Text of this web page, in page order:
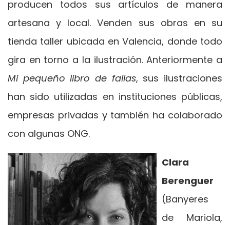
producen todos sus artículos de manera
artesana y local. Venden sus obras en su
tienda taller ubicada en Valencia, donde todo
gira en torno a la ilustración. Anteriormente a
Mi pequeño libro de fallas, sus ilustraciones
han sido utilizadas en instituciones públicas,
empresas privadas y también ha colaborado
con algunas ONG.
Clara
Berenguer
(Banyeres
de Mariola,